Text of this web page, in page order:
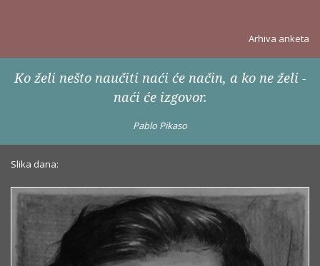
Arhiva anketa
Ko želi nešto naučiti naći će način, a ko ne želi -
naći će izgovor.
Pablo Pikaso
Slika dana: